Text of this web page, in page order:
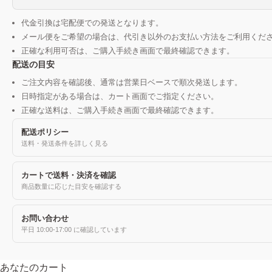
代金引換は宅配便での発送となります。
メール便をご希望の場合は、代引き以外のお支払い方法をご利用くだ
正確な利用可否は、ご購入手続き画面で最終確認できます。
配送の目安
ご注文内容を確認後、通常は営業日ベースで順次発送します。
日時指定がある場合は、カート画面でご指定ください。
正確な送料は、ご購入手続き画面で最終確認できます。
配送ポリシー
送料・発送条件を詳しく見る
カートで送料・決済を確認
商品数量に応じた目安を確認する
お問い合わせ
平日 10:00-17:00 に確認しています
あなたのカート